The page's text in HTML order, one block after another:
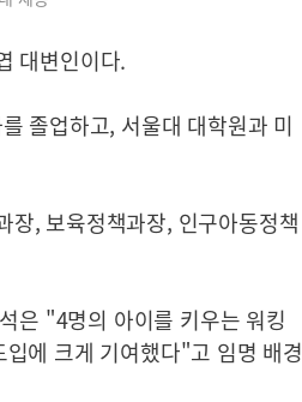
대변인이다.
졸업하고, 서울대 대학원과 미
장, 보육정책과장, 인구아동정책
은 "4명의 아이를 키우는 워킹
에 크게 기여했다"고 임명 배경